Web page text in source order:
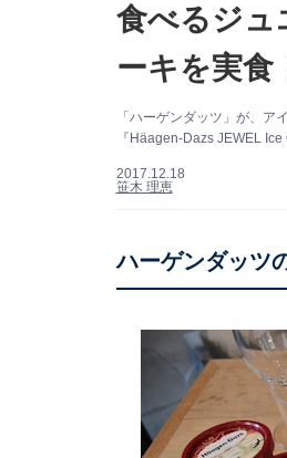
食べるジュ
ーキを実食
「ハーゲンダッツ」が、ア
『Häagen-Dazs JEWEL
2017.12.18
笹木 理恵
ハーゲンダッツ